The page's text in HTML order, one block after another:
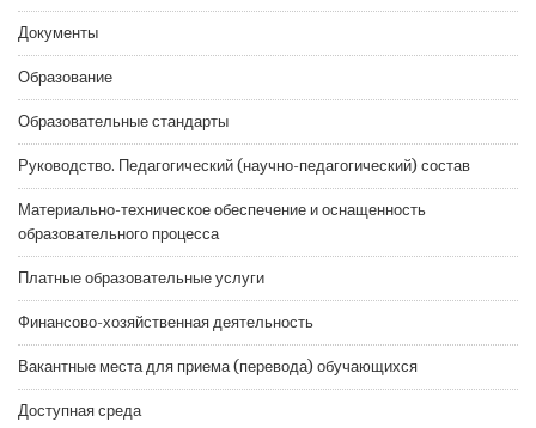
Документы
Образование
Образовательные стандарты
Руководство. Педагогический (научно-педагогический) состав
Материально-техническое обеспечение и оснащенность
образовательного процесса
Платные образовательные услуги
Финансово-хозяйственная деятельность
Вакантные места для приема (перевода) обучающихся
Доступная среда